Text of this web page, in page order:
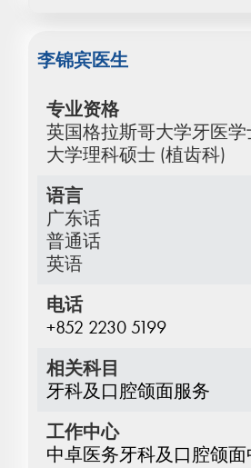
李锦宾医生
专业资格
英国格拉斯哥大学牙医
大学理科硕士 (植齿科)
语言
广东话
普通话
英语
电话
+852 2230 5199
相关科目
牙科及口腔颌面服务
工作中心
中卓医务牙科及口腔颌